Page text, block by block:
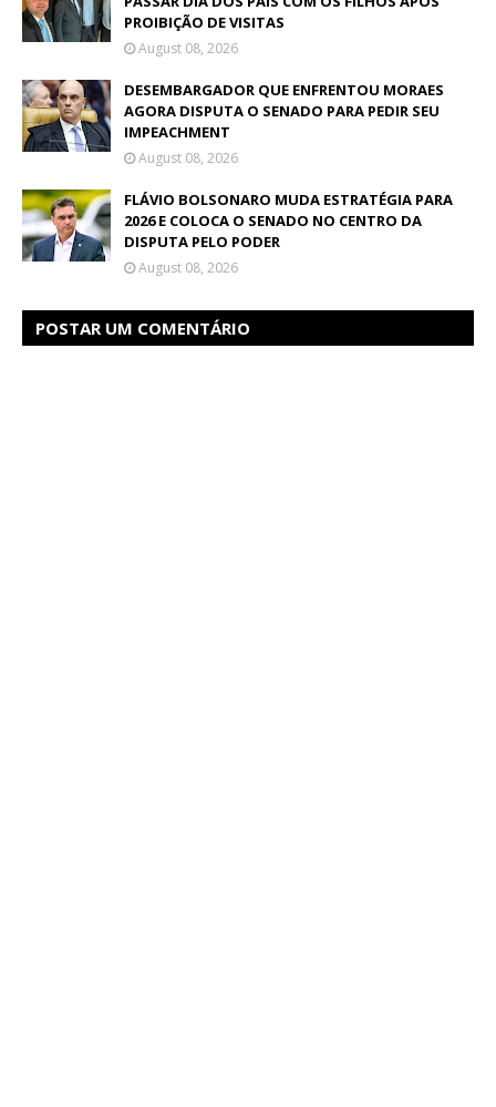
PROIBIÇÃO DE VISITAS
August 08, 2026
DESEMBARGADOR QUE ENFRENTOU MORAES
AGORA DISPUTA O SENADO PARA PEDIR SEU
IMPEACHMENT
August 08, 2026
FLÁVIO BOLSONARO MUDA ESTRATÉGIA PARA
2026 E COLOCA O SENADO NO CENTRO DA
DISPUTA PELO PODER
August 08, 2026
POSTAR UM COMENTÁRIO